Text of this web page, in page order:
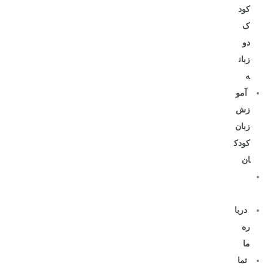
کود
ک
دو
زبان
ه
آمو
زش
زبان
کودک
ان
دربا
ره
ما
تما